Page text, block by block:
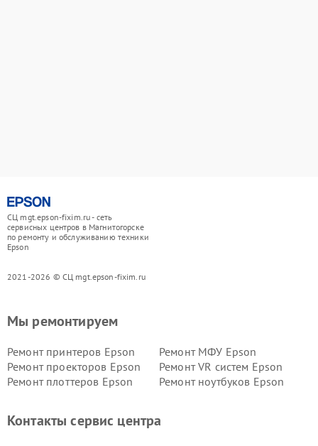
СЦ mgt.epson-fixim.ru - сеть
сервисных центров в Магнитогорске
по ремонту и обслуживанию техники
Epson
2021-2026 © СЦ mgt.epson-fixim.ru
Мы ремонтируем
Ремонт принтеров Epson
Ремонт МФУ Epson
Ремонт проекторов Epson
Ремонт VR систем Epson
Ремонт плоттеров Epson
Ремонт ноутбуков Epson
Контакты сервис центра